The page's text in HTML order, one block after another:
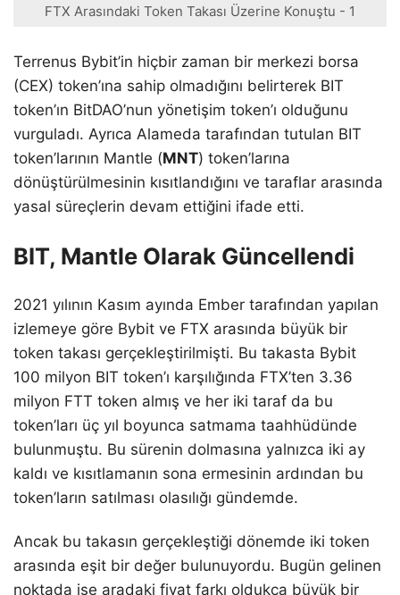
FTX Arasındaki Token Takası Üzerine Konuştu - 1
Terrenus Bybit’in hiçbir zaman bir merkezi borsa
(CEX) token’ına sahip olmadığını belirterek BIT
token’ın BitDAO’nun yönetişim token’ı olduğunu
vurguladı. Ayrıca Alameda tarafından tutulan BIT
token’larının Mantle (MNT) token’larına
dönüştürülmesinin kısıtlandığını ve taraflar arasında
yasal süreçlerin devam ettiğini ifade etti.
BIT, Mantle Olarak Güncellendi
2021 yılının Kasım ayında Ember tarafından yapılan
izlemeye göre Bybit ve FTX arasında büyük bir
token takası gerçekleştirilmişti. Bu takasta Bybit
100 milyon BIT token’ı karşılığında FTX’ten 3.36
milyon FTT token almış ve her iki taraf da bu
token’ları üç yıl boyunca satmama taahhüdünde
bulunmuştu. Bu sürenin dolmasına yalnızca iki ay
kaldı ve kısıtlamanın sona ermesinin ardından bu
token’ların satılması olasılığı gündemde.
Ancak bu takasın gerçekleştiği dönemde iki token
arasında eşit bir değer bulunuyordu. Bugün gelinen
noktada ise aradaki fiyat farkı oldukça büyük bir